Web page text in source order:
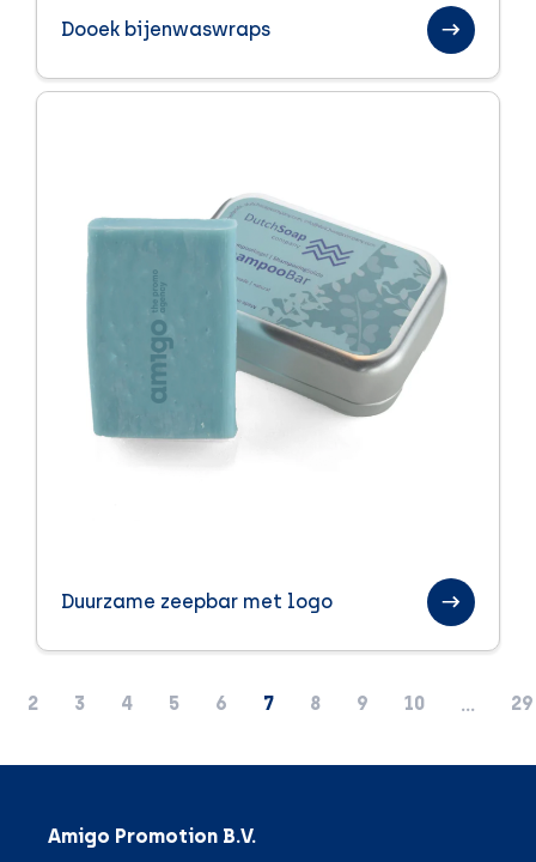
Dooek bijenwaswraps
Duurzame zeepbar met logo
2 3 4 5 6 7 8 9 10 ... 29
Amigo Promotion B.V.